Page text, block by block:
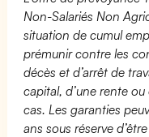
Non-Salariés Non
situation de cumul
prémunir contre les
décès et d’arrêt de
capital, d’une rente
cas. Les garanties
ans sous réserve